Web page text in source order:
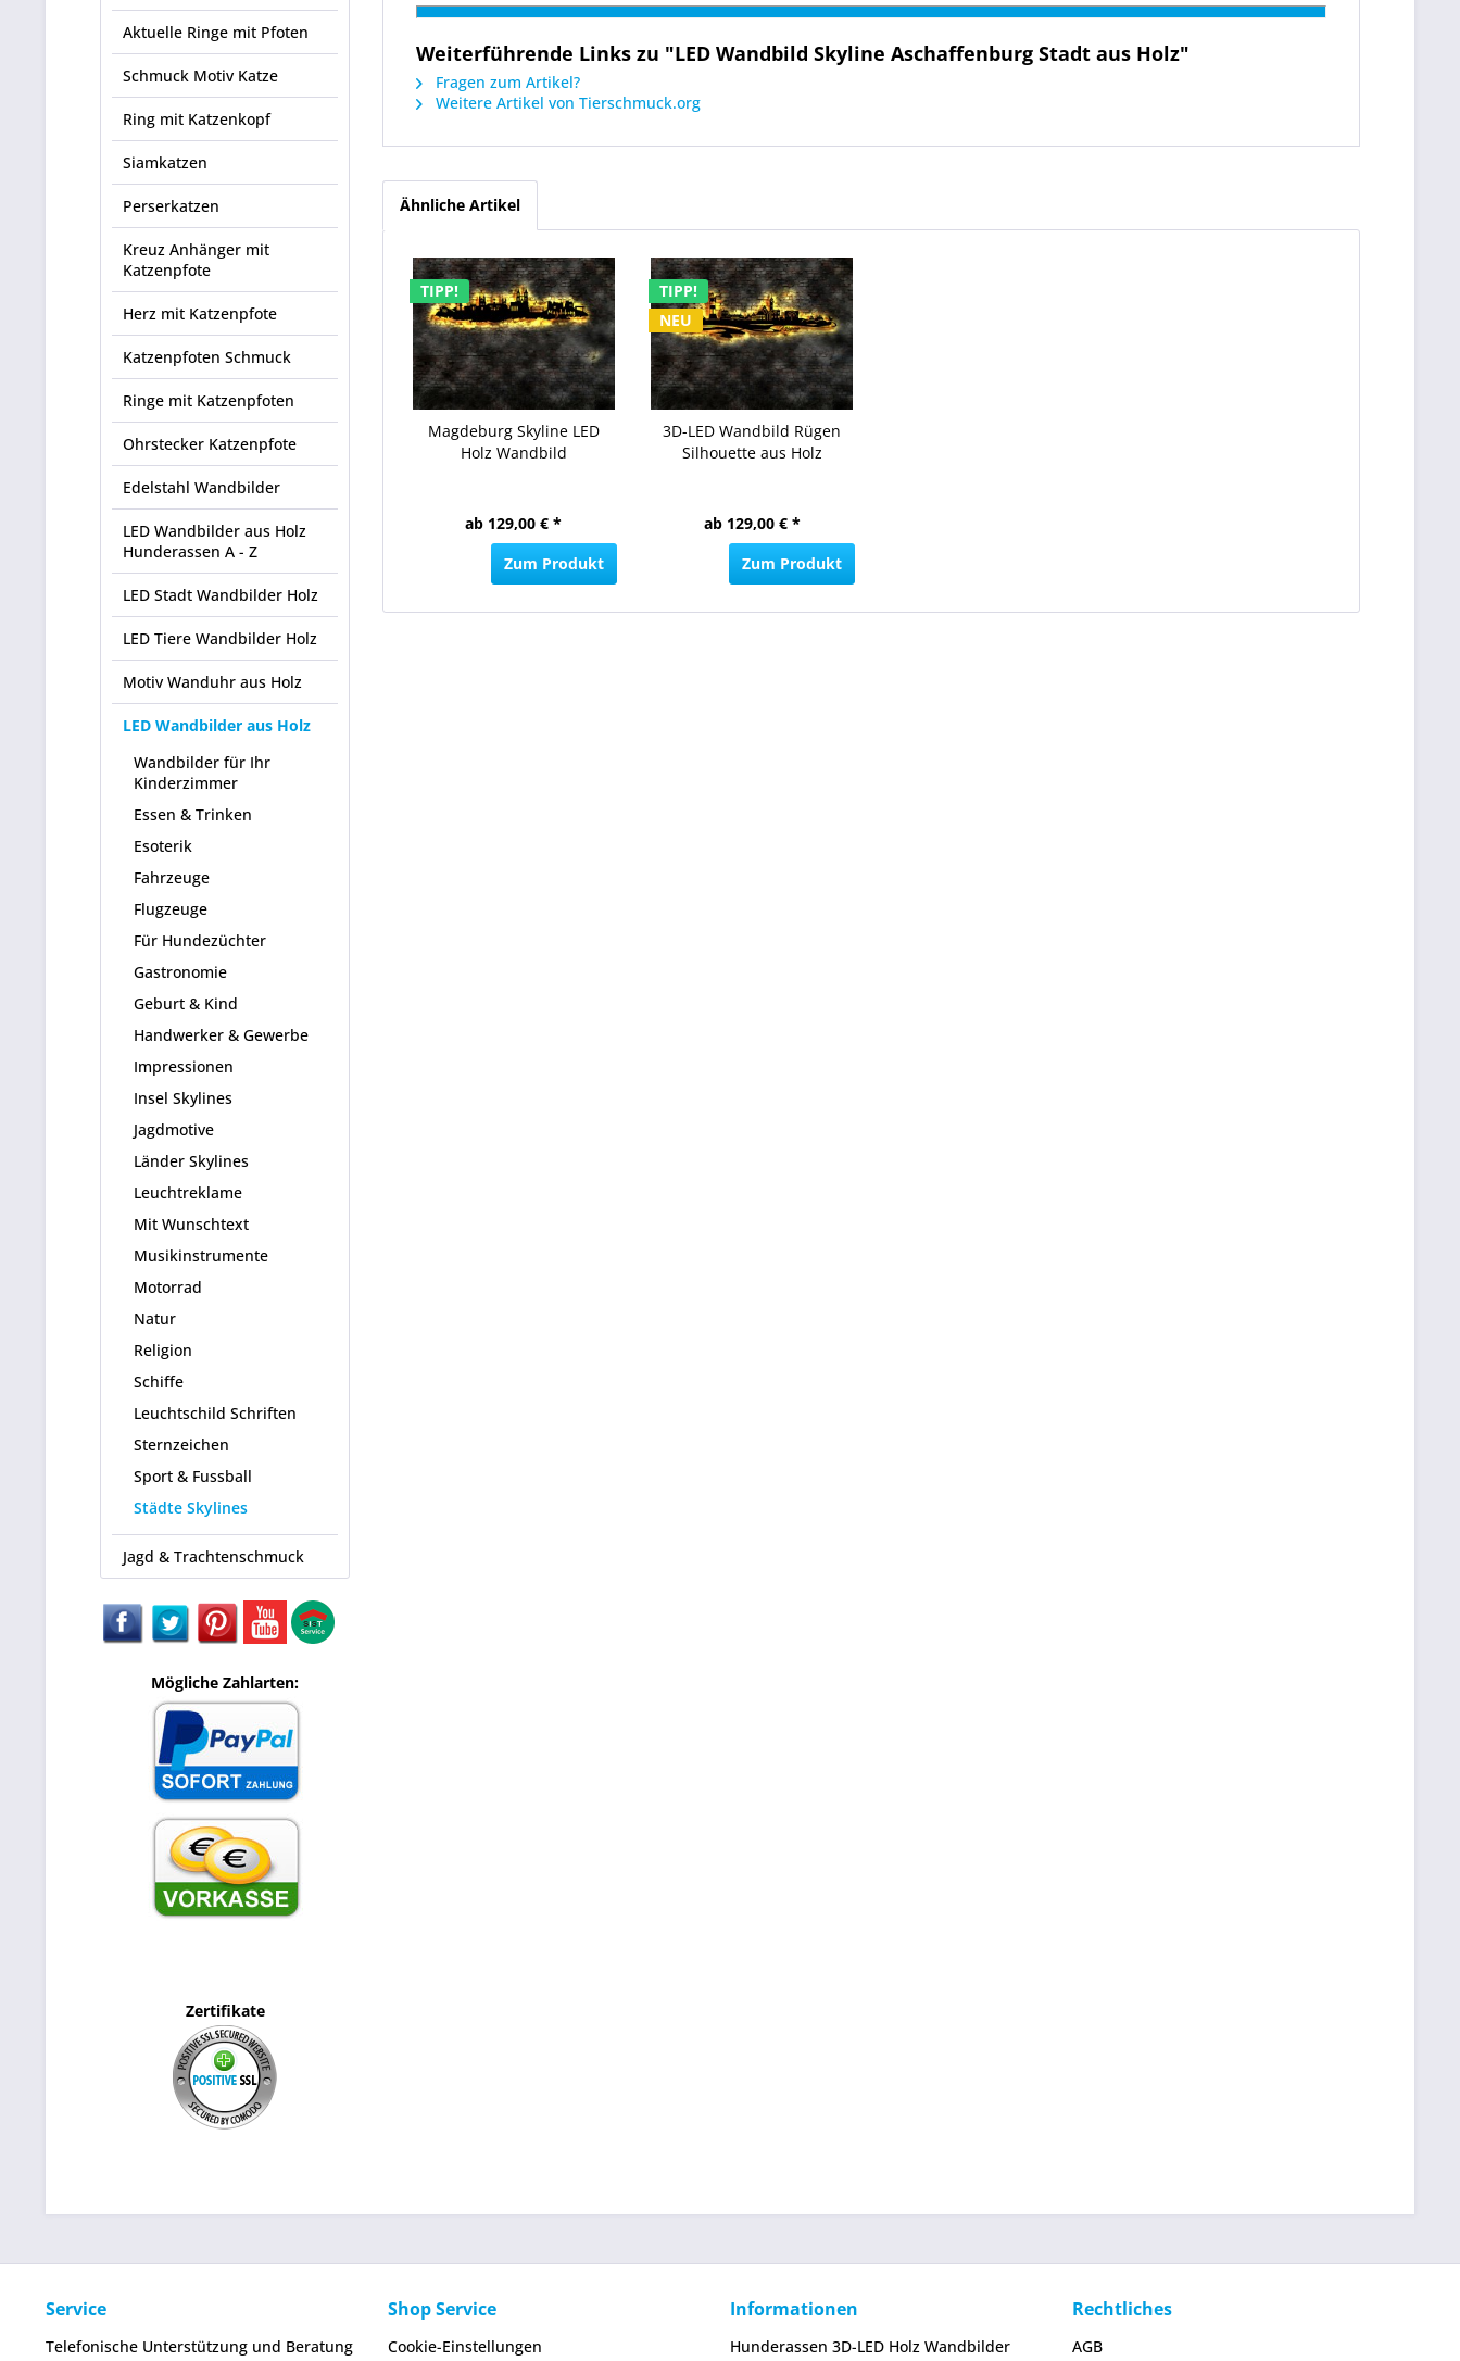
Aktuelle Ringe mit Pfoten
Schmuck Motiv Katze
Ring mit Katzenkopf
Siamkatzen
Perserkatzen
Kreuz Anhänger mit
Katzenpfote
Herz mit Katzenpfote
Katzenpfoten Schmuck
Ringe mit Katzenpfoten
Ohrstecker Katzenpfote
Edelstahl Wandbilder
LED Wandbilder aus Holz
Hunderassen A - Z
LED Stadt Wandbilder Holz
LED Tiere Wandbilder Holz
Motiv Wanduhr aus Holz
LED Wandbilder aus Holz
Wandbilder für Ihr
Kinderzimmer
Essen & Trinken
Esoterik
Fahrzeuge
Flugzeuge
Für Hundezüchter
Gastronomie
Geburt & Kind
Handwerker & Gewerbe
Impressionen
Insel Skylines
Jagdmotive
Länder Skylines
Leuchtreklame
Mit Wunschtext
Musikinstrumente
Motorrad
Natur
Religion
Schiffe
Leuchtschild Schriften
Sternzeichen
Sport & Fussball
Städte Skylines
Jagd & Trachtenschmuck
Mögliche Zahlarten:
Zertifikate
Weiterführende Links zu "LED Wandbild Skyline Aschaffenburg Stadt aus Holz"
Fragen zum Artikel?
Weitere Artikel von Tierschmuck.org
Ähnliche Artikel
TIPP!
Magdeburg Skyline LED
Holz Wandbild
ab 129,00 € *
Zum Produkt
TIPP!
NEU
3D-LED Wandbild Rügen
Silhouette aus Holz
ab 129,00 € *
Zum Produkt
Service
Telefonische Unterstützung und Beratung
Shop Service
Cookie-Einstellungen
Informationen
Hunderassen 3D-LED Holz Wandbilder
Rechtliches
AGB